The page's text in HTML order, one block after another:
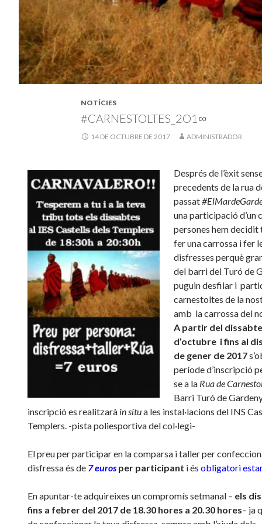
NOTÍCIES
#CARNESTOLTES_2O1∞
14 DE OCTUBRE DE 2017 ADMINISTRADOR
Després de l’èxit
precedents de la rua
passat#El
una participació d’un
persones hem decidit
fer una carrossa i fer
disfresses perquè
del barri del Turó de
puguin desfilar i
carnestoltes de la
amb la carrossa del
A partir del
d’octubre ifins al
de gener de 2017
període d’inscripció
se a la Rua de
Barri Turó de
inscripció es realitzaràin situa les instal·lacions del INS
Templers. -pista poliesportiva del col·legi-
El preu per participar en la comparsa i taller per
disfressa és de 7 euros per participant i és obligatori
En apuntar-te adquireixes un compromís setmanal – els
fins a febrer del 2017 de 18.30 hores a 20.30 hores– ja